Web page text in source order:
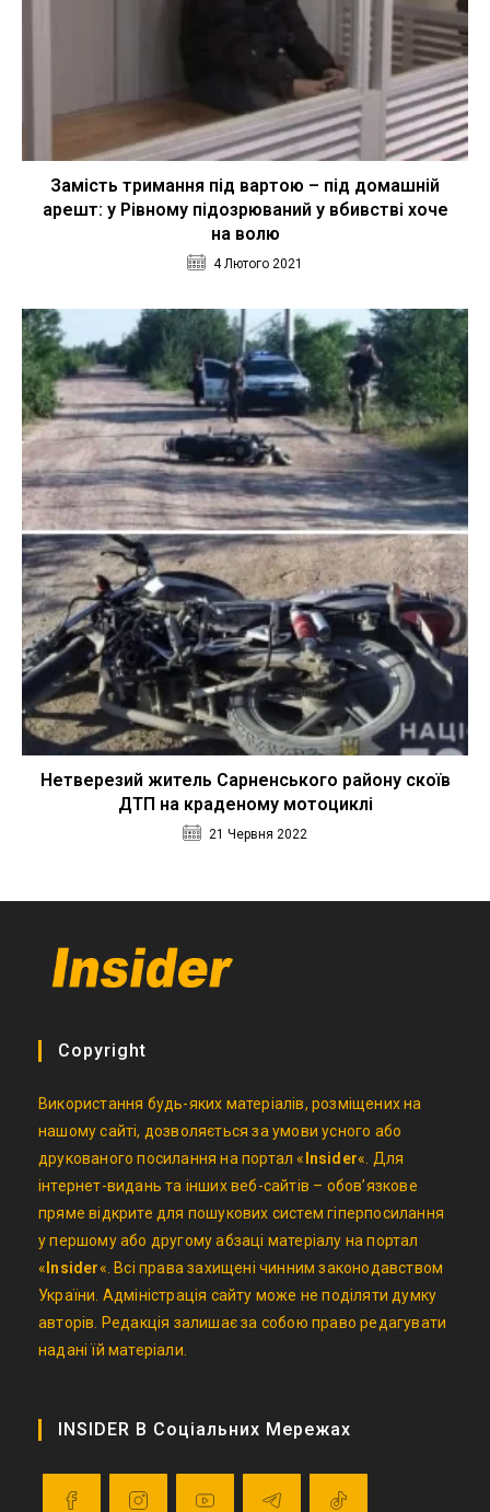
Замість тримання під вартою – під домашній
арешт: у Рівному підозрюваний у вбивстві хоче
на волю
4 Лютого 2021
Нетверезий житель Сарненського району скоїв
ДТП на краденому мотоциклі
21 Червня 2022
Copyright
Використання будь-яких матеріалів, розміщених на
нашому сайті, дозволяється за умови усного або
друкованого посилання на портал « Insider«. Для
інтернет-видань та інших веб-сайтів – обов’язкове
пряме відкрите для пошукових систем гіперпосилання
у першому або другому абзаці матеріалу на портал
« Insider«. Всі права захищені чинним законодавством
України. Адміністрація сайту може не поділяти думку
авторів. Редакція залишає за собою право редагувати
надані їй матеріали.
INSIDER В Соціальних Мережах